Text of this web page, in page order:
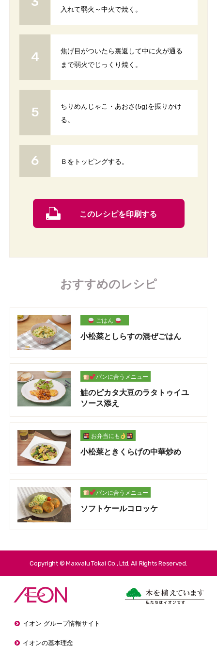
入れて弱火～中火で焼く。
焦げ目がついたら裏返して中に火が通る
まで弱火でじっくり焼く。
ちりめんじゃこ・あおさ(5g)を振りかけ
る。
Ｂをトッピングする。
このレシピを印刷する
おすすめのレシピ
ごはん
小松菜としらすの混ぜごはん
パンに合うメニュー
鮭のピカタ大豆のラタトゥイユ
ソース添え
お弁当にも
小松菜ときくらげの中華炒め
パンに合うメニュー
ソフトケールコロッケ
Copyright © Maxvalu Tokai Co., Ltd. All Rights Reserved.
イオン グループ情報サイト
イオンの基本理念